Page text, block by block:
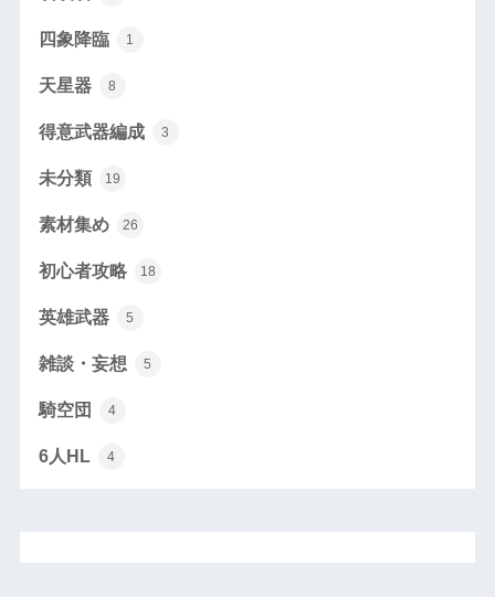
四象降臨 1
天星器 8
得意武器編成 3
未分類 19
素材集め 26
初心者攻略 18
英雄武器 5
雑談・妄想 5
騎空団 4
6人HL 4